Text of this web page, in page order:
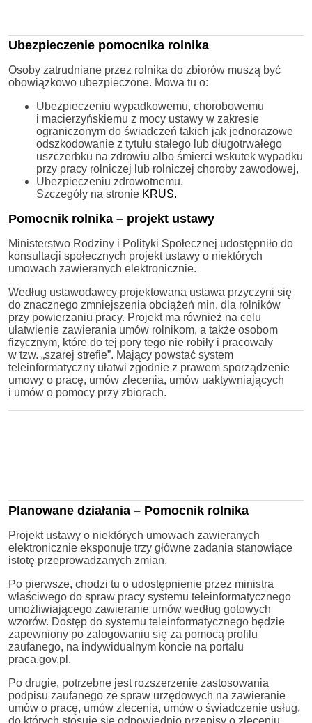
Ubezpieczenie pomocnika rolnika
Osoby zatrudniane przez rolnika do zbiorów muszą być
obowiązkowo ubezpieczone. Mowa tu o:
Ubezpieczeniu wypadkowemu, chorobowemu
i macierzyńskiemu z mocy ustawy w zakresie
ograniczonym do świadczeń takich jak jednorazowe
odszkodowanie z tytułu stałego lub długotrwałego
uszczerbku na zdrowiu albo śmierci wskutek wypadku
przy pracy rolniczej lub rolniczej choroby zawodowej,
Ubezpieczeniu zdrowotnemu.
Szczegóły na stronie KRUS.
Pomocnik rolnika – projekt ustawy
Ministerstwo Rodziny i Polityki Społecznej udostępniło do
konsultacji społecznych projekt ustawy o niektórych
umowach zawieranych elektronicznie.
Według ustawodawcy projektowana ustawa przyczyni się
do znacznego zmniejszenia obciążeń min. dla rolników
przy powierzaniu pracy. Projekt ma również na celu
ułatwienie zawierania umów rolnikom, a także osobom
fizycznym, które do tej pory tego nie robiły i pracowały
w tzw. „szarej strefie”. Mający powstać system
teleinformatyczny ułatwi zgodnie z prawem sporządzenie
umowy o pracę, umów zlecenia, umów uaktywniających
i umów o pomocy przy zbiorach.
Planowane działania – Pomocnik rolnika
Projekt ustawy o niektórych umowach zawieranych
elektronicznie eksponuje trzy główne zadania stanowiące
istotę przeprowadzanych zmian.
Po pierwsze, chodzi tu o udostępnienie przez ministra
właściwego do spraw pracy systemu teleinformatycznego
umożliwiającego zawieranie umów według gotowych
wzorów. Dostęp do systemu teleinformatycznego będzie
zapewniony po zalogowaniu się za pomocą profilu
zaufanego, na indywidualnym koncie na portalu
praca.gov.pl.
Po drugie, potrzebne jest rozszerzenie zastosowania
podpisu zaufanego ze spraw urzędowych na zawieranie
umów o pracę, umów zlecenia, umów o świadczenie usług,
do których stosuje się odpowiednio przepisy o zleceniu,